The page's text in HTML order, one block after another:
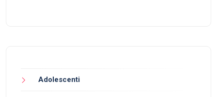
Adolescenti